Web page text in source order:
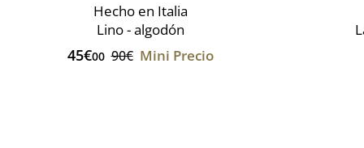
Hecho en Italia
Lino - algodón
45€00 90€ Mini Precio